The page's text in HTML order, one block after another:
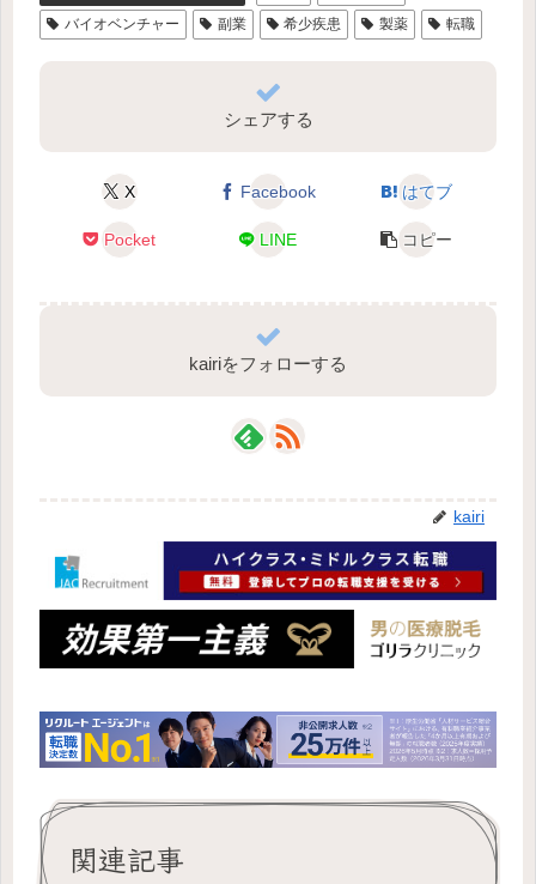
バイオベンチャー
副業 希少疾患 製薬 転職
シェアする
X Facebook はてブ
Pocket LINE コピー
kairiをフォローする
kairi
関連記事